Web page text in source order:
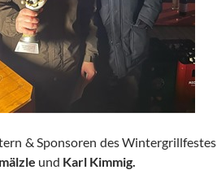
& Sponsoren des Wintergrillfestes
und Karl Kimmig.